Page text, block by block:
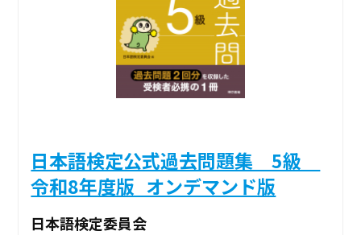
日本語検定公式過去問題集 5級
令和8年度版_オンデマンド版
日本語検定委員会